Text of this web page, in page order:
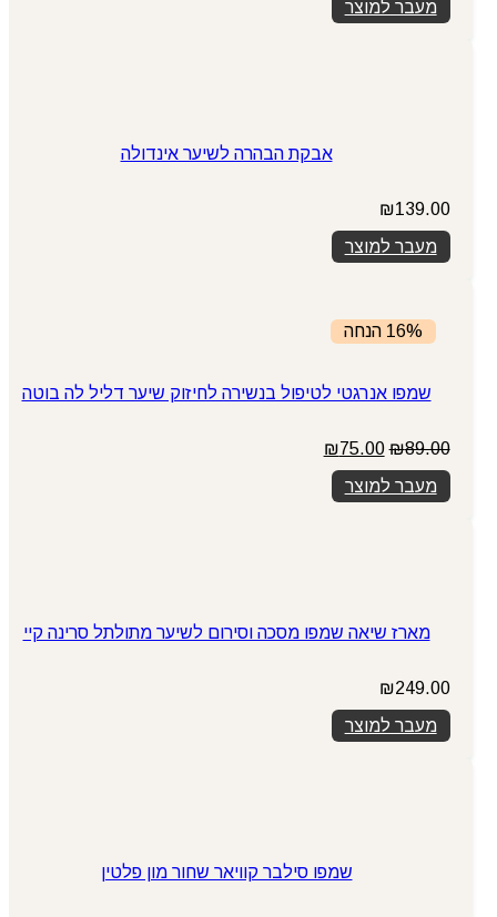
מעבר למוצר
אבקת הבהרה לשיער אינדולה
₪139.00
מעבר למוצר
16% הנחה
שמפו אנרגטי לטיפול בנשירה לחיזוק שיער דליל לה בוטה
₪89.00
המחיר
המקורי
היה:
₪89.00.
₪75.00
מעבר למוצר
מארז שיאה שמפו מסכה וסירום לשיער מתולתל סרינה קיי
₪249.00
מעבר למוצר
שמפו סילבר קוויאר שחור מון פלטין